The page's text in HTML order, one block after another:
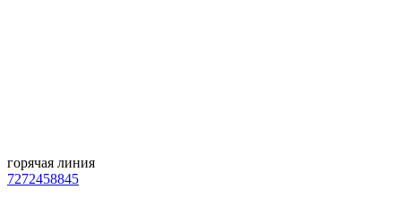
горячая линия
7272458845